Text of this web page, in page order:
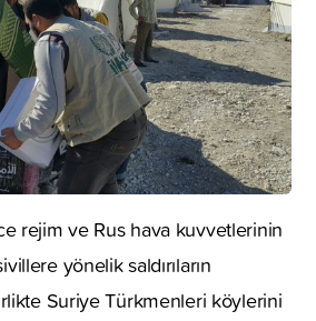
rejim ve Rus hava kuvvetlerinin
yönelik saldırıların
Suriye Türkmenleri köylerini